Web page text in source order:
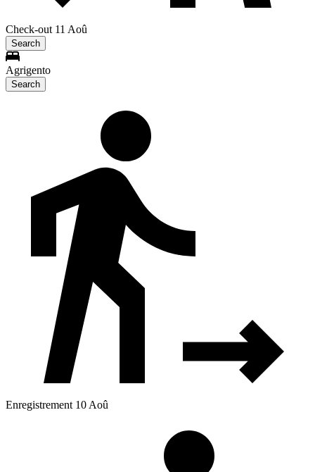
Check-out 11 Aoû
Search
Agrigento
Search
Enregistrement 10 Aoû